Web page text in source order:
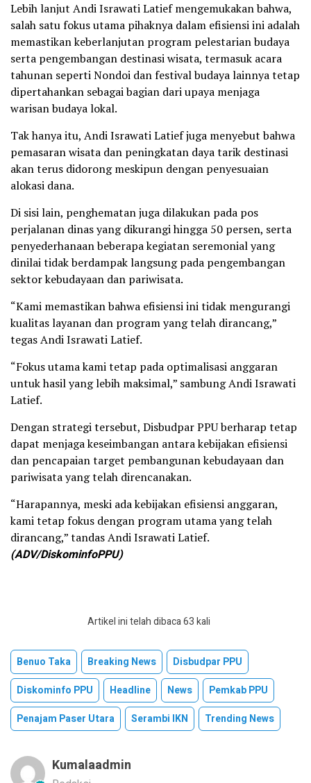
Lebih lanjut Andi Israwati Latief mengemukakan bahwa,
salah satu fokus utama pihaknya dalam efisiensi ini adalah
memastikan keberlanjutan program pelestarian budaya
serta pengembangan destinasi wisata, termasuk acara
tahunan seperti Nondoi dan festival budaya lainnya tetap
dipertahankan sebagai bagian dari upaya menjaga
warisan budaya lokal.
Tak hanya itu, Andi Israwati Latief juga menyebut bahwa
pemasaran wisata dan peningkatan daya tarik destinasi
akan terus didorong meskipun dengan penyesuaian
alokasi dana.
Di sisi lain, penghematan juga dilakukan pada pos
perjalanan dinas yang dikurangi hingga 50 persen, serta
penyederhanaan beberapa kegiatan seremonial yang
dinilai tidak berdampak langsung pada pengembangan
sektor kebudayaan dan pariwisata.
“Kami memastikan bahwa efisiensi ini tidak mengurangi
kualitas layanan dan program yang telah dirancang,”
tegas Andi Israwati Latief.
“Fokus utama kami tetap pada optimalisasi anggaran
untuk hasil yang lebih maksimal,” sambung Andi Israwati
Latief.
Dengan strategi tersebut, Disbudpar PPU berharap tetap
dapat menjaga keseimbangan antara kebijakan efisiensi
dan pencapaian target pembangunan kebudayaan dan
pariwisata yang telah direncanakan.
“Harapannya, meski ada kebijakan efisiensi anggaran,
kami tetap fokus dengan program utama yang telah
dirancang,” tandas Andi Israwati Latief.
(ADV/DiskominfoPPU)
Artikel ini telah dibaca 63 kali
Benuo Taka Breaking News
Disbudpar PPU
Diskominfo PPU
Headline News
Pemkab PPU
Penajam Paser Utara
Serambi IKN Trending News
Kumalaadmin